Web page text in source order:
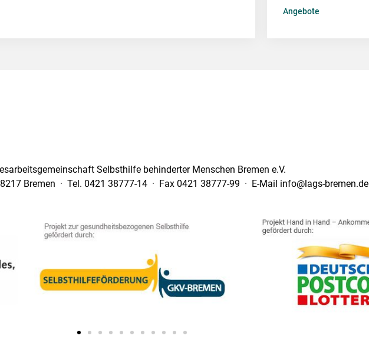
Angebote
Selbsthilfe behinderter Menschen Bremen e.V.
Bremen · Tel. 0421 38777-14 · Fax 0421 38777-99 · E-Mail info@lags-bremen.de